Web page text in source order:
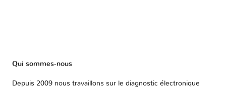
Qui sommes-nous
Depuis 2009 nous travaillons sur le diagnostic électronique